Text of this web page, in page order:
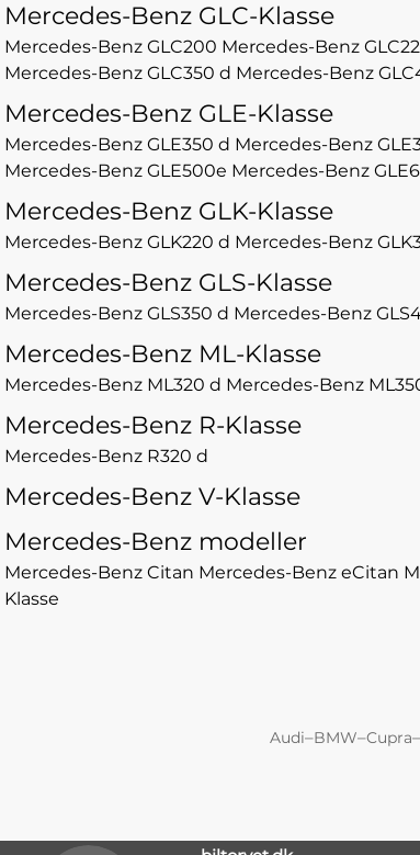
Mercedes-Benz GLC-Klasse
Mercedes-Benz GLC200 Mercedes-Benz
Mercedes-Benz GLC350 d Mercedes-Benz
Mercedes-Benz GLE-Klasse
Mercedes-Benz GLE350 d Mercedes-Benz
Mercedes-Benz GLE500e Mercedes-Benz
Mercedes-Benz GLK-Klasse
Mercedes-Benz GLK220 d Mercedes-Benz
Mercedes-Benz GLS-Klasse
Mercedes-Benz GLS350 d Mercedes-Benz
Mercedes-Benz ML-Klasse
Mercedes-Benz ML320 d Mercedes-Benz
Mercedes-Benz R-Klasse
Mercedes-Benz R320 d
Mercedes-Benz V-Klasse
Mercedes-Benz modeller
Mercedes-Benz Citan Mercedes-Benz eCitan
Klasse
Audi–BMW–Cupra–